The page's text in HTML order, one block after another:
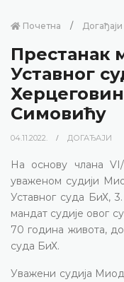
Почетна Догађаји
Престанак
Уставног
Симовићу
04.11.2022. ДОГАЂАЈИ
На основу члана
уваженом судији
Уставног суда БиХ,
мандат судије овог
70 година живота, до
суда БиХ.
Уважени судија